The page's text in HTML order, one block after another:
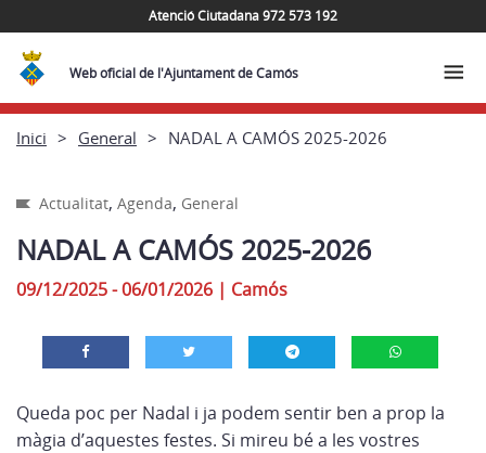
Atenció Ciutadana 972 573 192
Web oficial de l'Ajuntament de Camós
Inici General NADAL A CAMÓS 2025-2026
Actualitat, Agenda, General
NADAL A CAMÓS 2025-2026
09/12/2025 - 06/01/2026 | Camós
Queda poc per Nadal i ja podem sentir ben a prop la
màgia d’aquestes festes. Si mireu bé a les vostres